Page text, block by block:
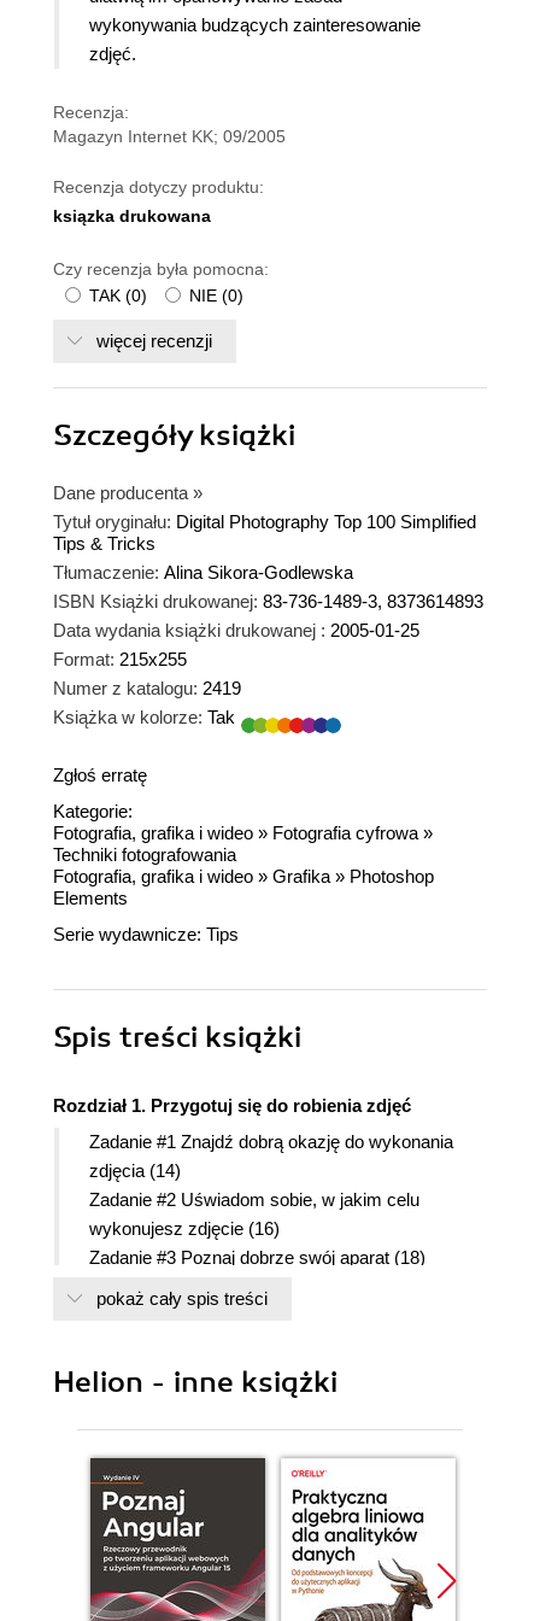
wykonywania budzących zainteresowanie
zdjęć.
Recenzja:
Magazyn Internet KK; 09/2005
Recenzja dotyczy produktu:
ksiązka drukowana
Czy recenzja była pomocna:
TAK (0) NIE (0)
więcej recenzji
Szczegółyksiążki
Dane producenta »
Tytuł oryginału: Digital Photography Top 100 Simplified
Tips & Tricks
Tłumaczenie: Alina Sikora-Godlewska
ISBN Książki drukowanej: 83-736-1489-3, 8373614893
Data wydania książki drukowanej : 2005-01-25
Format: 215x255
Numer z katalogu: 2419
Książka w kolorze: Tak
Zgłoś erratę
Kategorie:
Fotografia, grafika i wideo » Fotografia cyfrowa »
Techniki fotografowania
Fotografia, grafika i wideo » Grafika » Photoshop
Elements
Serie wydawnicze: Tips
Spis treści książki
Rozdział 1. Przygotuj się do robienia zdjęć
Zadanie #1 Znajdź dobrą okazję do wykonania
zdjęcia (14)
Zadanie #2 Uświadom sobie, w jakim celu
wykonujesz zdjęcie (16)
Zadanie #3 Poznaj dobrze swój aparat (18)
Zadanie #4 Wybierz odpowiedni format zdjęć (20)
Zadanie #5 Dobierz rozdzielczość i stopień
Zadanie #6 Dobierz czułość aparatu, a więc
odpowiedni współczynnik ISO (24)
Zadanie #7 Popraw kolorystykę zdjęcia dzięki
ustawieniu prawidłowego balansu bieli (26)
Zadanie #8 Wykonuj zdjęcia z przeznaczeniem do
ich cyfrowej obróbki (28)
Zadanie #9 Spakuj się na efektywną fotograficzną
wycieczkę (30)
Rozdział 2. Rób dobre zdjęcia
pokaż cały spis treści
Helion - inne książki